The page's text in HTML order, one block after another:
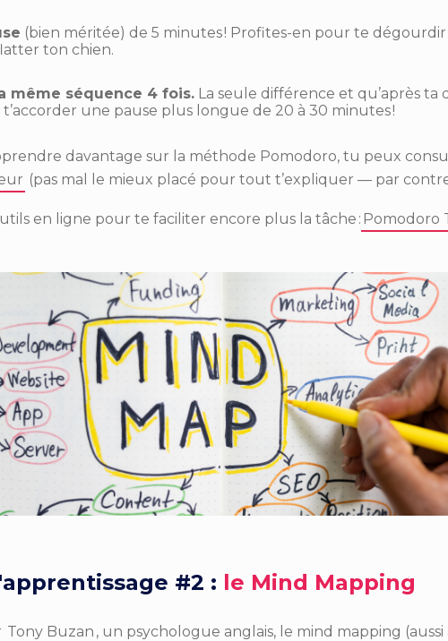
(bien méritée) de 5 minutes ! Profites-en pour te dégourdir
ton chien.
même séquence 4 fois. La seule différence et qu’après
une pause plus longue de 20 à 30 minutes !
davantage sur la méthode Pomodoro, tu peux
(pas mal le mieux placé pour tout t’expliquer — par contre
en ligne pour te faciliter encore plus la tâche : Pomodoro
#2 : le Mind Mapping
Tony Buzan , un psychologue anglais, le mind mapping